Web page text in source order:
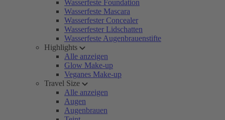
Wasserfeste Foundation
Wasserfeste Mascara
Wasserfester Concealer
Wasserfester Lidschatten
Wasserfeste Augenbrauenstifte
Highlights
Alle anzeigen
Glow Make-up
Veganes Make-up
Travel Size
Alle anzeigen
Augen
Augenbrauen